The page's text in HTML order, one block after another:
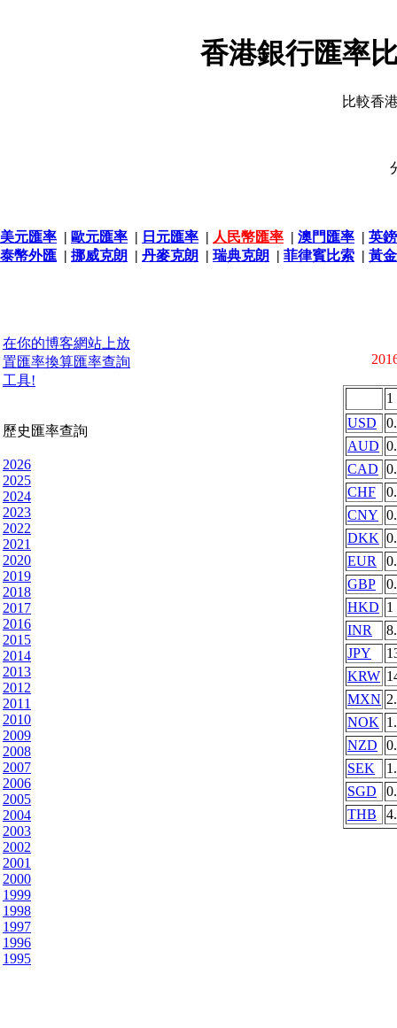
香港銀行匯率
比較香
美元匯率 | 歐元匯率 | 日元匯率 | 人民幣匯率 | 澳門匯率 | 英
泰幣外匯 | 挪威克朗 | 丹麥克朗 | 瑞典克朗 | 菲律賓比索 | 黃
在你的博客網站上放
置匯率換算匯率查詢
工具!
歷史匯率查詢
2026
2025
2024
2023
2022
2021
2020
2019
2018
2017
2016
2015
2014
2013
2012
2011
2010
2009
2008
2007
2006
2005
2004
2003
2002
2001
2000
1999
1998
1997
1996
1995
1
USD
AUD
CAD
CHF
CNY
DKK
EUR
GBP
HKD 1
INR
JPY
KRW
MXN
NOK
NZD
SEK
SGD
THB